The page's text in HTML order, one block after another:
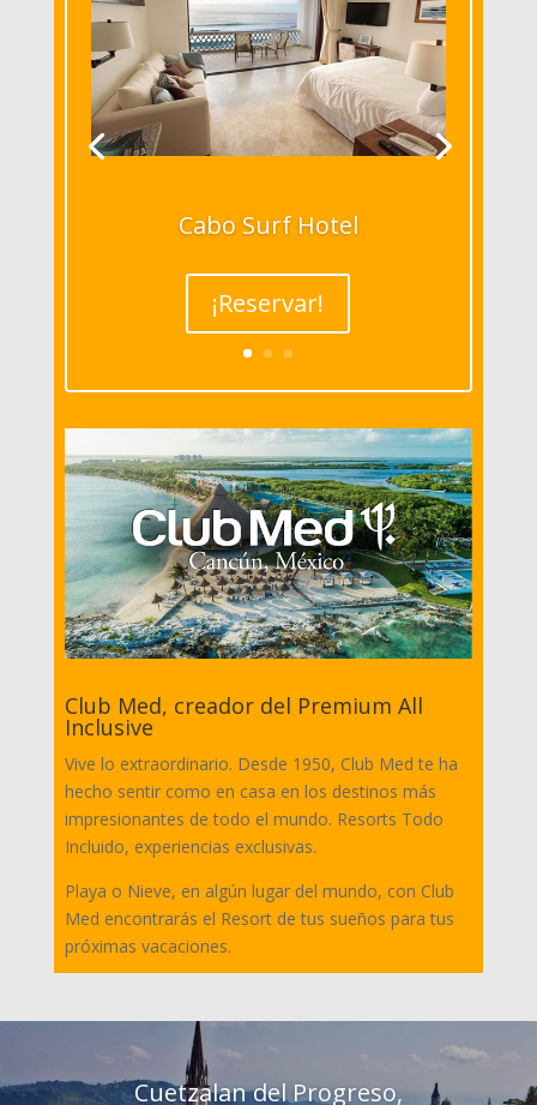
Cabo Surf Hotel
¡Reservar!
Club Med, creador del Premium All
Inclusive
Vive lo extraordinario. Desde 1950, Club Med te ha
hecho sentir como en casa en los destinos más
impresionantes de todo el mundo. Resorts Todo
Incluido, experiencias exclusivas.
Playa o Nieve, en algún lugar del mundo, con Club
Med encontrarás el Resort de tus sueños para tus
próximas vacaciones.
Cuetzalan del Progreso,